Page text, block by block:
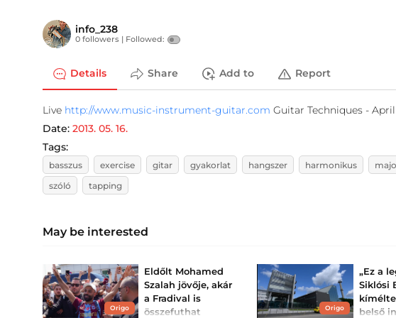
info_238
0 followers | Followed:
Details Share Add to Report
Live http://www.music-instrument-guitar.com Guitar Techniques -
Date: 2013. 05. 16.
Tags:
basszus exercise gitar gyakorlat hangszer harmonikus
szóló
tapping
May be interested
Origo
Eldőlt Mohamed
Szalah jövője, akár
a Fradival is
összefuthat
Origo
„Ez a
Siklósi
kímélte
belső